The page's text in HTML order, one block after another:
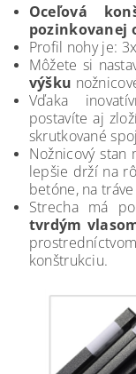
Oceľová
pozinkovanej
Profil nohy je:
Môžete si
výšku
Vďaka
postavíte aj
skrutkované
Nožnicový stan
lepšie drží na
betóne, na
Strecha má
tvrdým
konštrukciu.